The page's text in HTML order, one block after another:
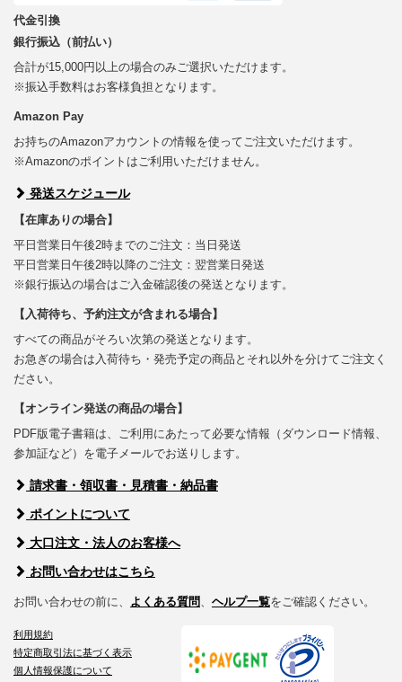
代金引換
銀行振込（前払い）
合計が15,000円以上の場合のみご選択いただけます。
※振込手数料はお客様負担となります。
Amazon Pay
お持ちのAmazonアカウントの情報を使ってご注文いただけます。
※Amazonのポイントはご利用いただけません。
発送スケジュール
【在庫ありの場合】
平日営業日午後2時までのご注文：当日発送
平日営業日午後2時以降のご注文：翌営業日発送
※銀行振込の場合はご入金確認後の発送となります。
【入荷待ち、予約注文が含まれる場合】
すべての商品がそろい次第の発送となります。
お急ぎの場合は入荷待ち・発売予定の商品とそれ以外を分けてご注文く
ださい。
【オンライン発送の商品の場合】
PDF版電子書籍は、ご利用にあたって必要な情報（ダウンロード情報、
参加証など）を電子メールでお送りします。
請求書・領収書・見積書・納品書
ポイントについて
大口注文・法人のお客様へ
お問い合わせはこちら
お問い合わせの前に、 よくある質問 ヘルプ一覧をご確認ください。
利用規約
特定商取引法に基づく表示
個人情報保護について